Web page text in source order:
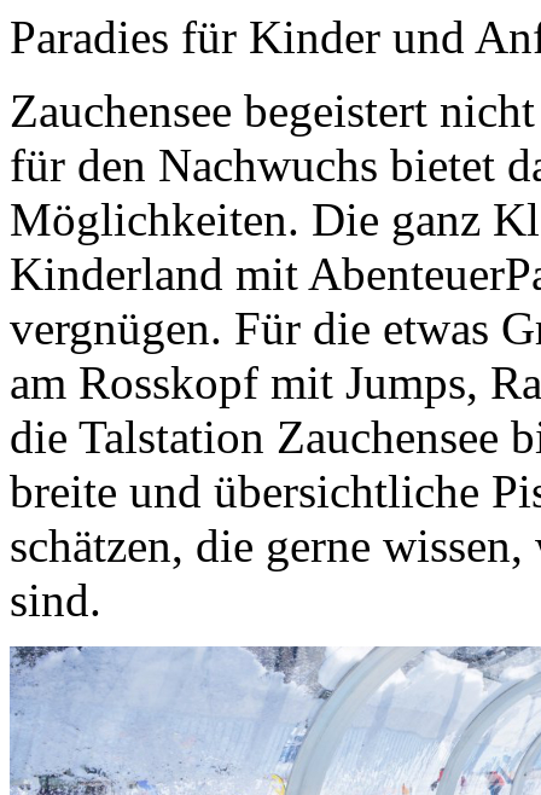
Paradies für Kinder und
Zauchensee begeistert
für den Nachwuchs bietet
Möglichkeiten. Die ganz
Kinderland mit
vergnügen. Für die etwas
am Rosskopf mit Jumps,
die Talstation Zauchensee
breite und übersichtliche
schätzen, die gerne
sind.